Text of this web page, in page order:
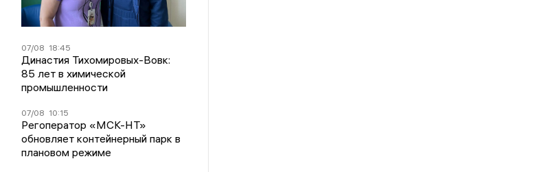
07/08 18:45
Династия Тихомировых-Вовк:
85 лет в химической
промышленности
07/08 10:15
Регоператор «МСК-НТ»
обновляет контейнерный парк в
плановом режиме